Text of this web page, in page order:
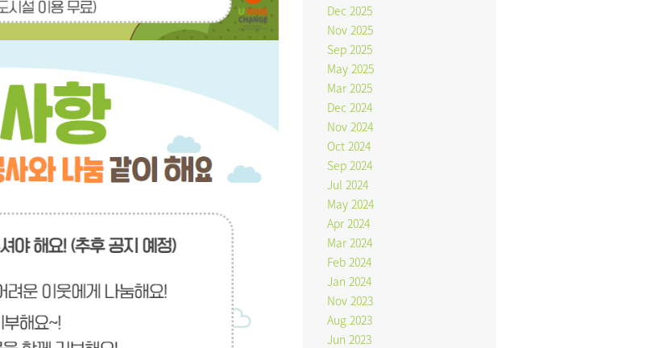
Dec 2025
Nov 2025
Sep 2025
May 2025
Mar 2025
Dec 2024
Nov 2024
Oct 2024
Sep 2024
Jul 2024
May 2024
Apr 2024
Mar 2024
Feb 2024
Jan 2024
Nov 2023
Aug 2023
Jun 2023